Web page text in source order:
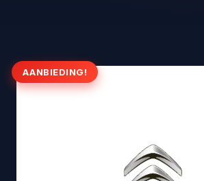
AANBIEDING!